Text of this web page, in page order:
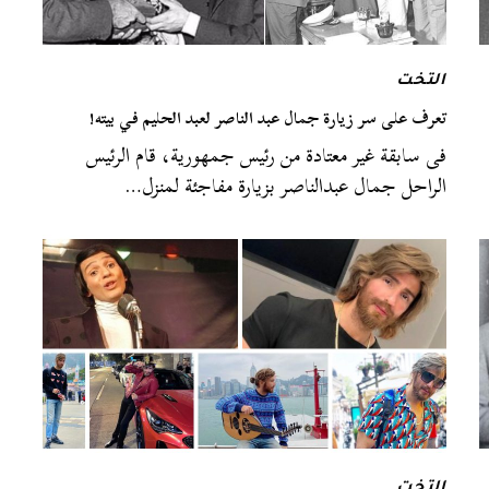
التخت
تعرف على سر زيارة جمال عبد الناصر لعبد الحليم في بيته!
فى سابقة غير معتادة من رئيس جمهورية، قام الرئيس
الراحل جمال عبدالناصر بزيارة مفاجئة لمنزل…